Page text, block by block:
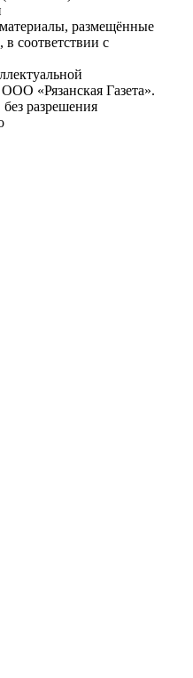
размещённые
, в соответствии с
«Рязанская Газета».
разрешения